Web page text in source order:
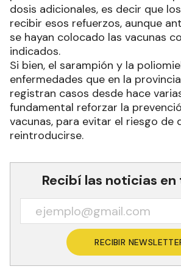
dosis adicionales, es decir que
recibir esos refuerzos, aunque
se hayan colocado las vacunas
indicados.
Si bien, el sarampión y la
enfermedades que en la
registran casos desde hace
fundamental reforzar la
vacunas, para evitar el riesgo de
reintroducirse.
Recibí las noticias
RECIBIR